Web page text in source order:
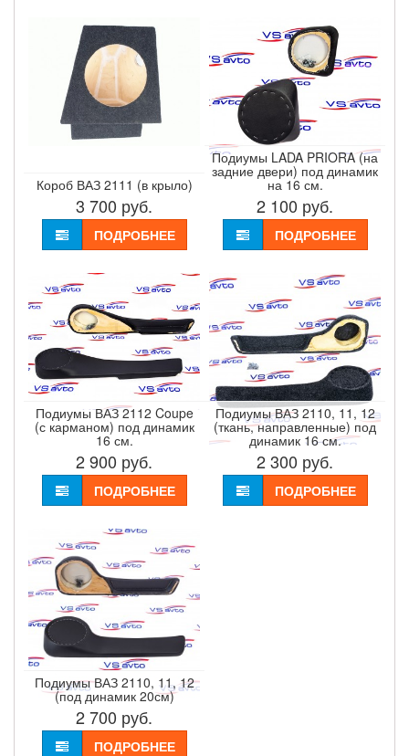
Короб ВАЗ 2111 (в крыло)
3 700 руб.
ПОДРОБНЕЕ
Подиумы LADA PRIORA (на
задние двери) под динамик
на 16 см.
2 100 руб.
ПОДРОБНЕЕ
Подиумы ВАЗ 2112 Coupe
(с карманом) под динамик
16 см.
2 900 руб.
ПОДРОБНЕЕ
Подиумы ВАЗ 2110, 11, 12
(ткань, направленные) под
динамик 16 см.
2 300 руб.
ПОДРОБНЕЕ
Подиумы ВАЗ 2110, 11, 12
(под динамик 20см)
2 700 руб.
ПОДРОБНЕЕ